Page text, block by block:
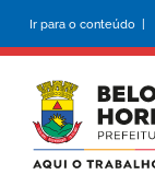
conteúdo
principal
Ir para o conteúdo |